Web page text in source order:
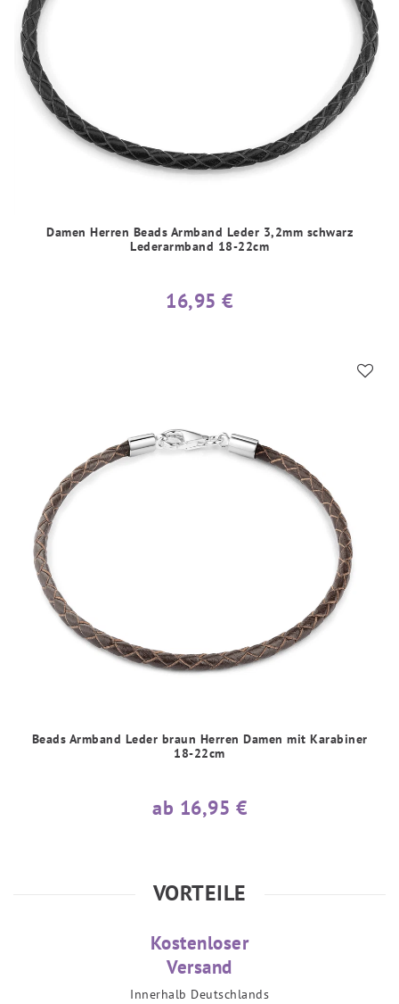
Damen Herren Beads Armband Leder 3,2mm schwarz
Lederarmband 18-22cm
16,95 €
Beads Armband Leder braun Herren Damen mit Karabiner
18-22cm
ab 16,95 €
VORTEILE
Kostenloser
Versand
Innerhalb Deutschlands